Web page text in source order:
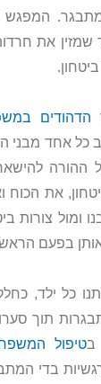
שמזין את
הדהודים
כל אחד מבני
ההורה
את הכוח
צורות
בפעם
כל ילד,
תוך
בטיפול
בדי